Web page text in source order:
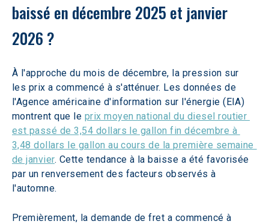
baissé en décembre 2025 et janvier
2026 ?
À l'approche du mois de décembre, la pression sur
les prix a commencé à s'atténuer. Les données de
l'Agence américaine d'information sur l'énergie (EIA)
montrent que le prix moyen national du diesel routier
est passé de 3,54 dollars le gallon fin décembre à
3,48 dollars le gallon au cours de la première semaine
de janvier. Cette tendance à la baisse a été favorisée
par un renversement des facteurs observés à
l'automne.
Premièrement, la demande de fret a commencé à